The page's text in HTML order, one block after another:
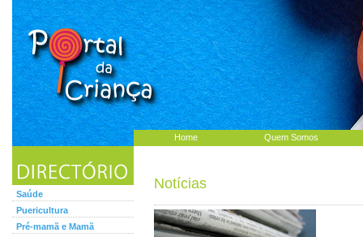
Home Quem Somos
Saúde
Puericultura
Pré-mamã e Mamã
Notícias